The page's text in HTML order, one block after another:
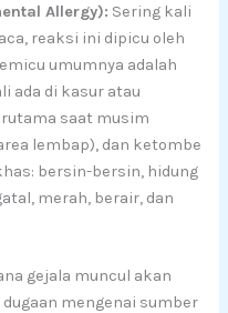
Allergy): Sering kali
reaksi ini dipicu oleh
umumnya adalah
ada di kasur atau
saat musim
lembap), dan ketombe
bersin-bersin, hidung
merah, berair, dan
gejala muncul akan
mengenai sumber